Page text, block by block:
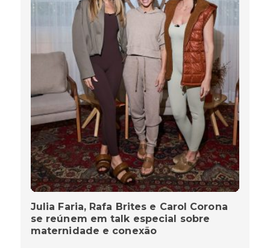
Julia Faria, Rafa Brites e Carol Corona
se reúnem em talk especial sobre
maternidade e conexão